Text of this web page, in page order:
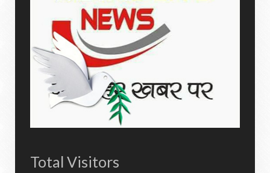
Total Visitors